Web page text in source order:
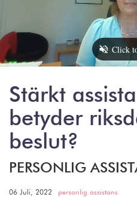
Stärkt
betyder
beslut?
PERSONLIG
06 Juli, 2022 personlig assistans